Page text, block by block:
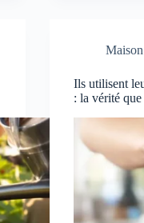
Maison
Ils utilisent
: la vérité